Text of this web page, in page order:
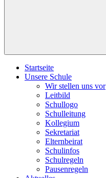
Startseite
Unsere Schule
Wir stellen uns vor
Leitbild
Schullogo
Schulleitung
Kollegium
Sekretariat
Elternbeirat
Schulinfos
Schulregeln
Pausenregeln